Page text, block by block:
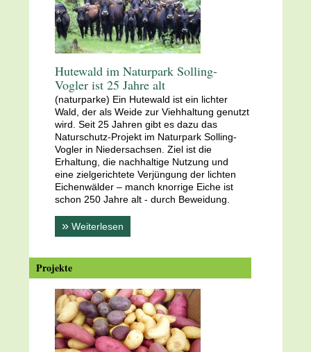
Hutewald im Naturpark Solling-
Vogler ist 25 Jahre alt
(naturparke) Ein Hutewald ist ein lichter
Wald, der als Weide zur Viehhaltung genutzt
wird. Seit 25 Jahren gibt es dazu das
Naturschutz-Projekt im Naturpark Solling-
Vogler in Niedersachsen. Ziel ist die
Erhaltung, die nachhaltige Nutzung und
eine zielgerichtete Verjüngung der lichten
Eichenwälder – manch knorrige Eiche ist
schon 250 Jahre alt - durch Beweidung.
» Weiterlesen
Projekte